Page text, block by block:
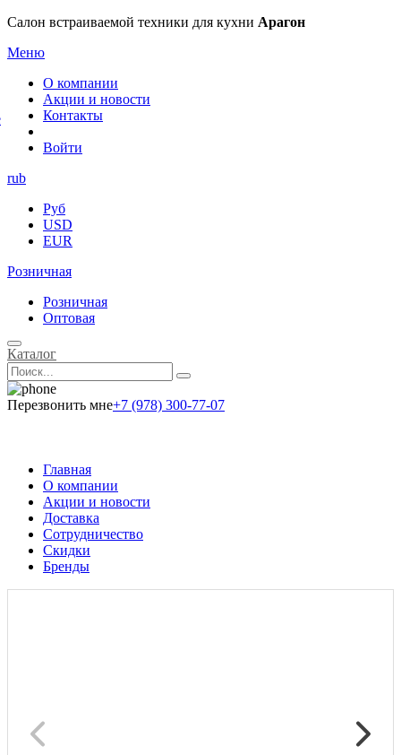
Салон встраиваемой техники для кухни Арагон
Меню
О компании
Акции и новости
Контакты
Войти
rub
Руб
USD
EUR
Розничная
Розничная
Оптовая
Каталог
Перезвонить мне+7 (978) 300-77-07
Главная
О компании
Акции и новости
Доставка
Сотрудничество
Скидки
Бренды